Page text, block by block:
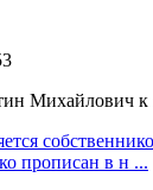
Михайлович к
прописан в н ...